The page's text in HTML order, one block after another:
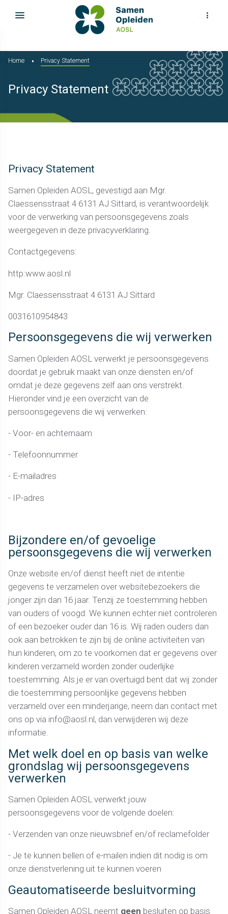
Home Privacy Statement
Privacy Statement
Privacy Statement
Samen Opleiden AOSL, gevestigd aan Mgr.
Claessensstraat 4 6131 AJ Sittard, is verantwoordelijk
voor de verwerking van persoonsgegevens zoals
weergegeven in deze privacyverklaring.
Contactgegevens:
http:www.aosl.nl
Mgr. Claessensstraat 4 6131 AJ Sittard
0031610954843
Persoonsgegevens die wij verwerken
Samen Opleiden AOSL verwerkt je persoonsgegevens
doordat je gebruik maakt van onze diensten en/of
omdat je deze gegevens zelf aan ons verstrekt.
Hieronder vind je een overzicht van de
persoonsgegevens die wij verwerken:
- Voor- en achternaam
- Telefoonnummer
- E-mailadres
- IP-adres
Bijzondere en/of gevoelige
persoonsgegevens die wij verwerken
Onze website en/of dienst heeft niet de intentie
gegevens te verzamelen over websitebezoekers die
jonger zijn dan 16 jaar. Tenzij ze toestemming hebben
van ouders of voogd. We kunnen echter niet controleren
of een bezoeker ouder dan 16 is. Wij raden ouders dan
ook aan betrokken te zijn bij de online activiteiten van
hun kinderen, om zo te voorkomen dat er gegevens over
kinderen verzameld worden zonder ouderlijke
toestemming. Als je er van overtuigd bent dat wij zonder
die toestemming persoonlijke gegevens hebben
verzameld over een minderjarige, neem dan contact met
ons op via info@aosl.nl, dan verwijderen wij deze
informatie.
Met welk doel en op basis van welke
grondslag wij persoonsgegevens
verwerken
Samen Opleiden AOSL verwerkt jouw
persoonsgegevens voor de volgende doelen:
- Verzenden van onze nieuwsbrief en/of reclamefolder
- Je te kunnen bellen of e-mailen indien dit nodig is om
onze dienstverlening uit te kunnen voeren
Geautomatiseerde besluitvorming
Samen Opleiden AOSL neemt geen besluiten op basis